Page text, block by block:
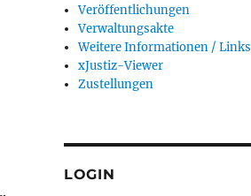
Veröffentlichungen
Verwaltungsakte
Weitere Informationen / Links
xJustiz-Viewer
Zustellungen
LOGIN